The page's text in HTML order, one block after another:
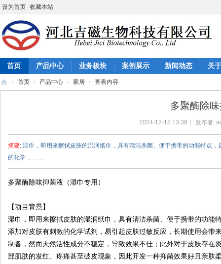
设为首页 收藏本站
首页 产品中心 业务板块 案例展示 新闻动态 关
› 首页 › 产品中心 › 家居 › 查看内容
多聚酶除
2024-12-15 13:38 发布者:
摘要: 湿巾，即用来擦拭皮肤的湿润纸巾，具有清洁杀菌、便于携带的功能特点
的化学 ... ... ...
多聚酶除味抑菌液（湿巾专用）
【项目背景】
湿巾，即用来擦拭皮肤的湿润纸巾，具有清洁杀菌、便于携带的功
添加对皮肤有刺激的化学试剂，易引起皮肤过敏反应，长期使用会
制备，然而天然活性成分不稳定，导致效果不佳；此外对于皮肤存
部肌肤的发红、疼痛甚至破皮现象，因此开发一种抑菌效果好且亲肤